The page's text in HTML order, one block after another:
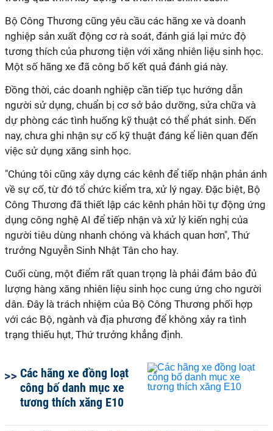
Bộ Công Thương cũng yêu cầu các hãng xe và doanh
nghiệp sản xuất động cơ rà soát, đánh giá lại mức độ
tương thích của phương tiện với xăng nhiên liệu sinh học.
Một số hãng xe đã công bố kết quả đánh giá này.
Đồng thời, các doanh nghiệp cần tiếp tục hướng dẫn
người sử dụng, chuẩn bị cơ sở bảo dưỡng, sửa chữa và
dự phòng các tình huống kỹ thuật có thể phát sinh. Đến
nay, chưa ghi nhận sự cố kỹ thuật đáng kể liên quan đến
việc sử dụng xăng sinh học.
"Chúng tôi cũng xây dựng các kênh để tiếp nhận phản ánh
về sự cố, từ đó tổ chức kiểm tra, xử lý ngay. Đặc biệt, Bộ
Công Thương đã thiết lập các kênh phản hồi tự động ứng
dụng công nghệ AI để tiếp nhận và xử lý kiến nghị của
người tiêu dùng nhanh chóng và khách quan hơn", Thứ
trưởng Nguyễn Sinh Nhật Tân cho hay.
Cuối cùng, một điểm rất quan trọng là phải đảm bảo đủ
lượng hàng xăng nhiên liệu sinh học cung ứng cho người
dân. Đây là trách nhiệm của Bộ Công Thương phối hợp
với các Bộ, ngành và địa phương để không xảy ra tình
trạng thiếu hụt, Thứ trưởng khẳng định.
Các hãng xe đồng loạt
công bố danh mục xe
tương thích xăng E10